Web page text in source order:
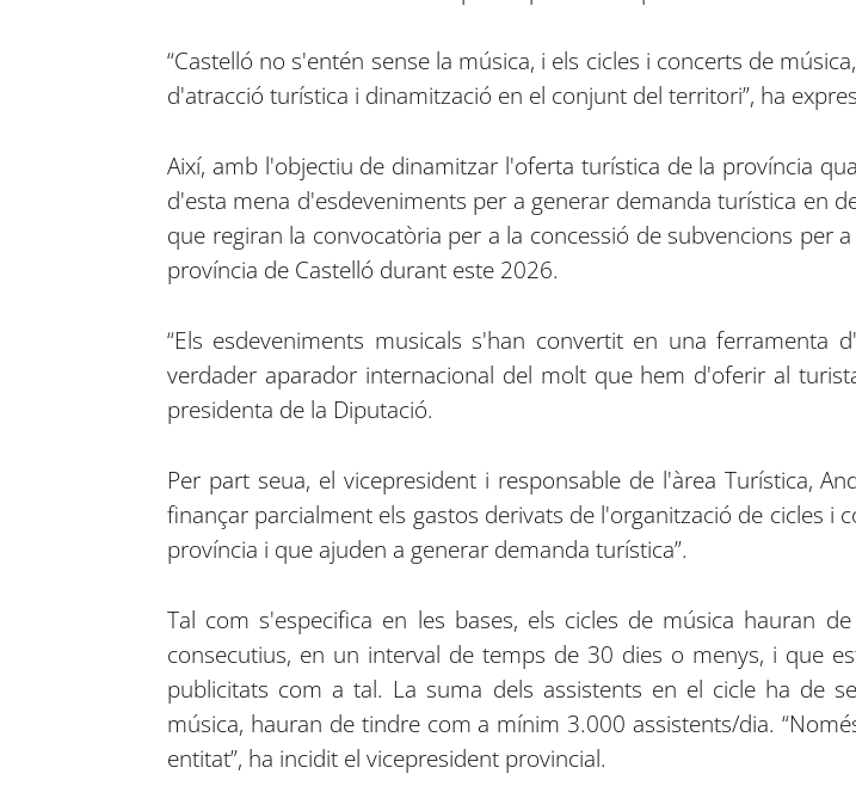
“Castelló no s'entén sense la música, i els cicles i concerts de
d'atracció turística i dinamització en el conjunt del territori”, ha
Així, amb l'objectiu de dinamitzar l'oferta turística de la província
d'esta mena d'esdeveniments per a generar demanda turística en
que regiran la convocatòria per a la concessió de subvencions per
província de Castelló durant este 2026.
“Els esdeveniments musicals s'han convertit en una
verdader aparador internacional del molt que hem d'oferir al
presidenta de la Diputació.
Per part seua, el vicepresident i responsable de l'àrea Turística,
finançar parcialment els gastos derivats de l'organització de cicles i
província i que ajuden a generar demanda turística”.
Tal com s'especifica en les bases, els cicles de música hauran
consecutius, en un interval de temps de 30 dies o menys, i que
publicitats com a tal. La suma dels assistents en el cicle ha de
música, hauran de tindre com a mínim 3.000 assistents/dia.
entitat”, ha incidit el vicepresident provincial.